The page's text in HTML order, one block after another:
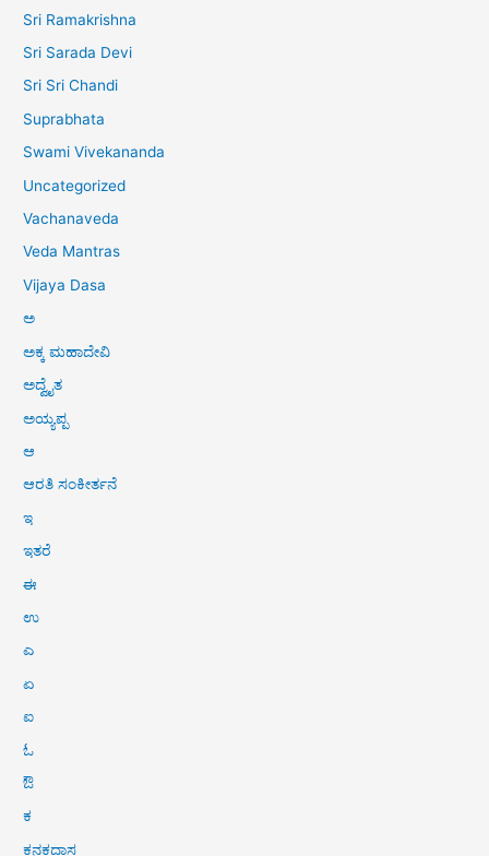
Sri Ramakrishna
Sri Sarada Devi
Sri Sri Chandi
Suprabhata
Swami Vivekananda
Uncategorized
Vachanaveda
Veda Mantras
Vijaya Dasa
ಅ
ಅಕ್ಕ ಮಹಾದೇವಿ
ಅದ್ವೈತ
ಅಯ್ಯಪ್ಪ
ಆ
ಆರತಿ ಸಂಕೀರ್ತನೆ
ಇ
ಇತರೆ
ಈ
ಉ
ಎ
ಏ
ಐ
ಓ
ಔ
ಕ
ಕನಕದಾಸ